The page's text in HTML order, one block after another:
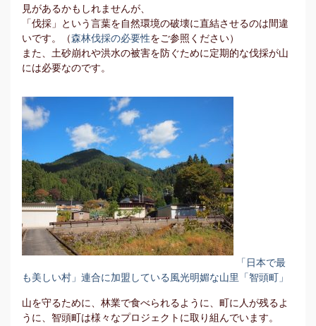
見があるかもしれませんが、
「伐採」という言葉を自然環境の破壊に直結させるのは間違
いです。（森林伐採の必要性をご参照ください）
また、土砂崩れや洪水の被害を防ぐために定期的な伐採が山
には必要なのです。
「日本で最
も美しい村」連合に加盟している風光明媚な山里「智頭町」
山を守るために、林業で食べられるように、町に人が残るよ
うに、智頭町は様々なプロジェクトに取り組んでいます。